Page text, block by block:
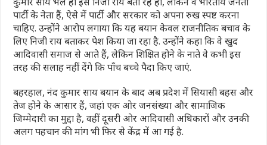
पार्टी के नेता हैं, ऐसे में पार्टी और सरकार को अपना रुख स्पष्ट करना
चाहिए. उन्होंने आरोप लगाया कि यह बयान केवल राजनीतिक बचाव के
लिए निजी राय बताकर पेश किया जा रहा है. उन्होंने कहा कि वे खुद
आदिवासी समाज से आते हैं, लेकिन शिक्षित होने के नाते वे कभी इस
तरह की सलाह नहीं देंगे कि पाँच बच्चे पैदा किए जाएं.
बहरहाल, नंद कुमार साय बयान के बाद अब प्रदेश में सियासी बहस और
तेज होने के आसार हैं, जहां एक ओर जनसंख्या और सामाजिक
जिम्मेदारी का मुद्दा है, वहीं दूसरी ओर आदिवासी अधिकारों और उनकी
अलग पहचान की मांग भी फिर से केंद्र में आ गई है.